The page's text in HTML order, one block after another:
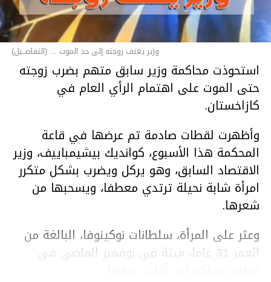
وزير يعنف زوجته إلى حد الموت ... (التفاصــيل)
استحوذت محاكمة وزير سابق متهم بضرب زوجته
حتى الموت على اهتمام الرأي العام في
كازاخستان.
وأظهرت لقطات صادمة تم عرضها في قاعة
المحكمة هذا الأسبوع، كوانديك بيشيمباييف، وزير
الاقتصاد السابق، وهو يركل ويضرب بشكل متكرر
امرأة شابة نحيلة ترتدي معطفا، ويسحبها من
شعرها.
وعثر على المرأة، سلطانات نوكينوفا، البالغة من
العمر 31 عاما، ميتة في نوفمبر الماضي في